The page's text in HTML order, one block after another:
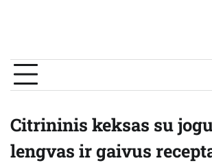
Citrininis keksas su
lengvas ir gaivus